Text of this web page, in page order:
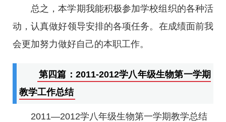
总之，本学期我能积极参加学校组织的各种活
动，认真做好领导安排的各项任务。在成绩面前我
会更加努力做好自己的本职工作。
第四篇：2011-2012学八年级生物第一学期
教学工作总结
2011—2012学八年级生物第一学期教学总结